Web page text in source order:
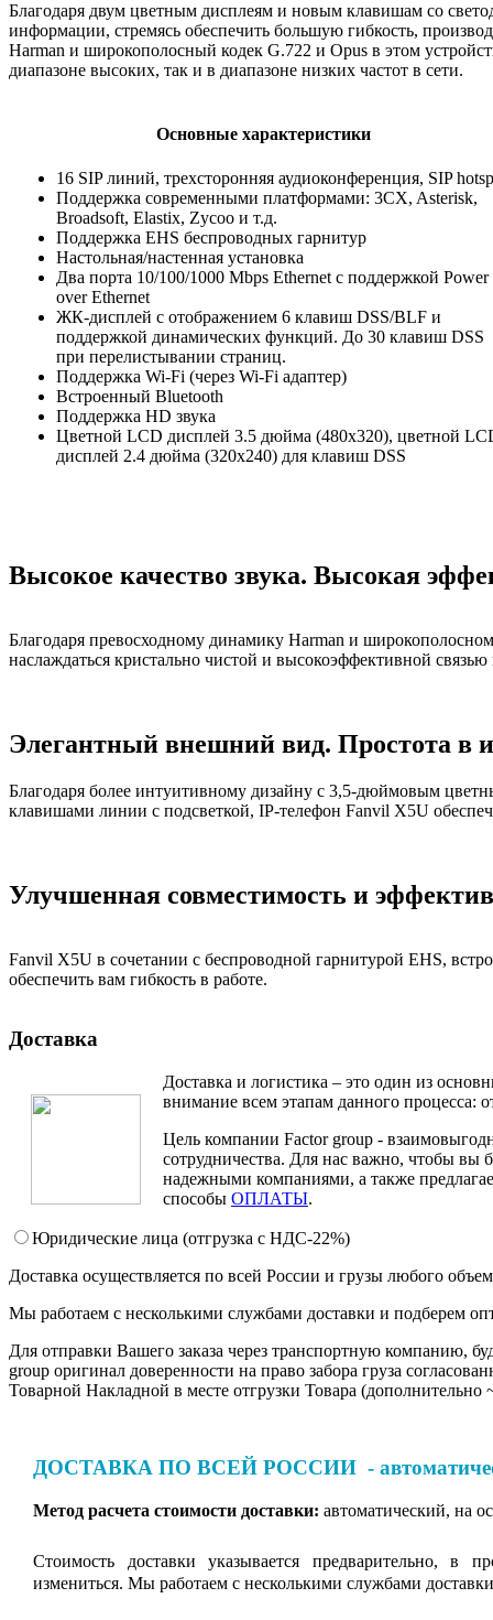
Благодаря двум цветным дисплеям и новым клавишам со
информации, стремясь обеспечить большую гибкость,
Harman и широкополосный кодек G.722 и Opus в этом
диапазоне высоких, так и в диапазоне низких частот в сети.
Основные характеристики
16 SIP линий, трехсторонняя аудиоконференция, SIP
Поддержка современными платформами: 3CX, Asterisk,
Broadsoft, Elastix, Zycoo и т.д.
Поддержка EHS беспроводных гарнитур
Настольная/настенная установка
Два порта 10/100/1000 Mbps Ethernet с поддержкой Power
over Ethernet
ЖК-дисплей с отображением 6 клавиш DSS/BLF и
поддержкой динамических функций. До 30 клавиш DSS
при перелистывании страниц.
Поддержка Wi-Fi (через Wi-Fi адаптер)
Встроенный Bluetooth
Поддержка HD звука
Цветной LCD дисплей 3.5 дюйма (480x320), цветной
дисплей 2.4 дюйма (320x240) для клавиш DSS
Высокое качество звука. Высокая
Благодаря превосходному динамику Harman и
наслаждаться кристально чистой и высокоэффективной
Элегантный внешний вид. Простота в
Благодаря более интуитивному дизайну с 3,5-дюймовым
клавишами линии с подсветкой, IP-телефон Fanvil X5U
Улучшенная совместимость и
Fanvil X5U в сочетании с беспроводной гарнитурой EHS,
обеспечить вам гибкость в работе.
Доставка
Доставка и логистика – это один из
внимание всем этапам данного процесса:
Цель компании Factor group -
сотрудничества. Для нас важно, чтобы вы
надежными компаниями, а также
способы ОПЛАТЫ.
Юридические лица (отгрузка c НДС-22%)
Доставка осуществляется по всей России и грузы любого
Мы работаем с несколькими службами доставки и подберем
Для отправки Вашего заказа через транспортную компанию,
group оригинал доверенности на право забора груза
Товарной Накладной в месте отгрузки Товара (дополнительно
ДОСТАВКА ПО ВСЕЙ РОССИИ -
Метод расчета стоимости доставки: автоматический, на
Стоимость доставки указывается предварительно, в
измениться. Мы работаем с несколькими службами